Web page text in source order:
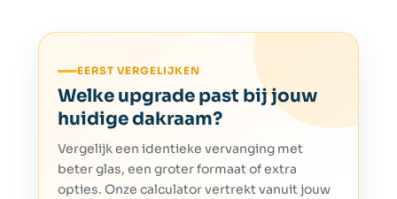
EERST VERGELIJKEN
Welke upgrade past bij jouw
huidige dakraam?
Vergelijk een identieke vervanging met
beter glas, een groter formaat of extra
opties. Onze calculator vertrekt vanuit jouw